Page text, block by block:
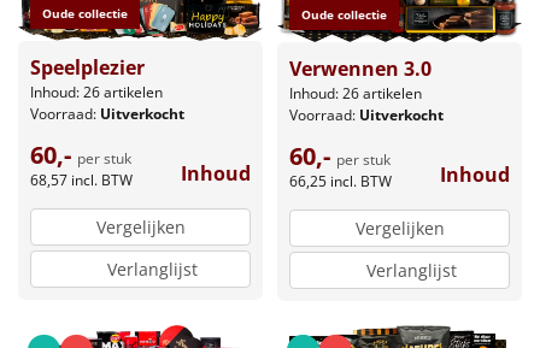
Artikel
Hitster NIEUW
Tas
Wake up light
NIEUW
Oude collectie
Speelplezier
Inhoud: 26 artikelen
Voorraad: Uitverkocht
60,- per stuk
68,57 incl. BTW Inhoud
Vergelijken
Verlanglijst
Oude collectie
Verwennen 3.0
Inhoud: 26 artikelen
Voorraad: Uitverkocht
60,- per stuk
66,25 incl. BTW Inhoud
Vergelijken
Verlanglijst